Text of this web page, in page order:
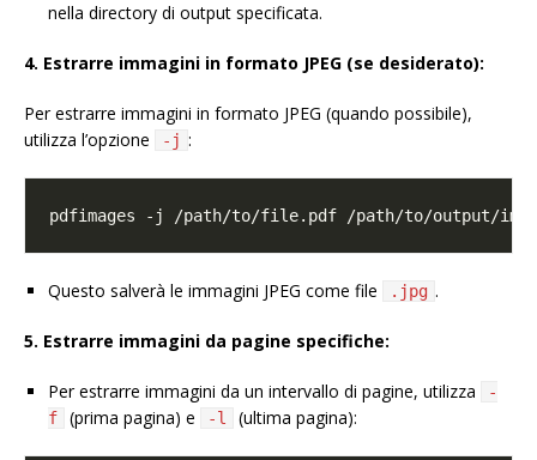
nella directory di output specificata.
4. Estrarre immagini in formato JPEG (se desiderato):
Per estrarre immagini in formato JPEG (quando possibile),
utilizza l’opzione
-j :
Questo salverà le immagini JPEG come file .jpg .
5. Estrarre immagini da pagine specifiche:
Per estrarre immagini da un intervallo di pagine, utilizza
-
f
(prima pagina) e -l (ultima pagina):